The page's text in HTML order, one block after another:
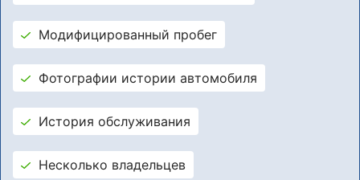
Модифицированный пробег
Фотографии истории автомобиля
История обслуживания
Несколько владельцев